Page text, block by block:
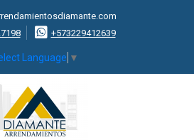
+573229412639
Language ▼